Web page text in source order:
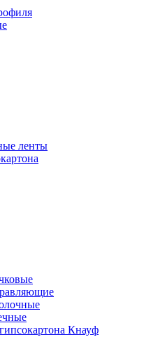
ленты
Кнауф